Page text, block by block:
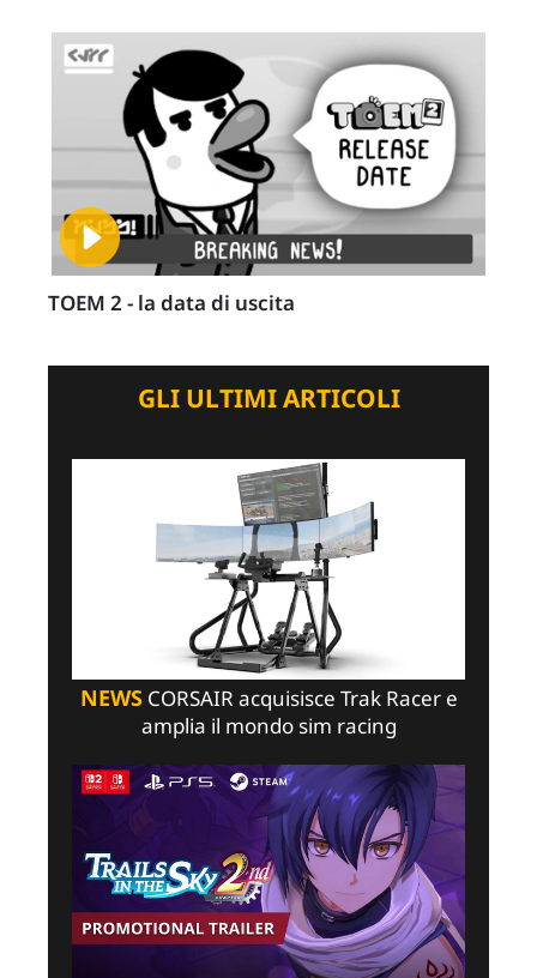
TOEM 2 - la data di uscita
GLI ULTIMI ARTICOLI
NEWSCORSAIR acquisisce Trak Racer e
amplia il mondo sim racing